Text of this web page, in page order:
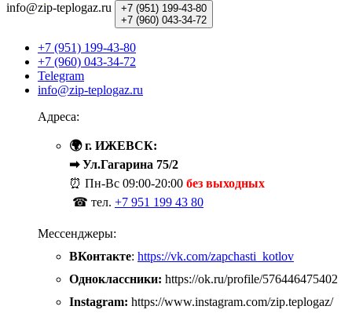
info@zip-teplogaz.ru +7 (951) 199-43-80
+7 (960) 043-34-72
+7 (951) 199-43-80
+7 (960) 043-34-72
Telegram
info@zip-teplogaz.ru
Адреса:
🌍 г. ИЖЕВСК:
➡ Ул.Гагарина 75/2
⏰ Пн-Вс 09:00-20:00 без выходных
☎ тел. +7 951 199 43 80
Мессенджеры:
ВКонтакте: https://vk.com/zapchasti_kotlov
Одноклассники: https://ok.ru/profile/576446475402
Instagram: https://www.instagram.com/zip.teplogaz/